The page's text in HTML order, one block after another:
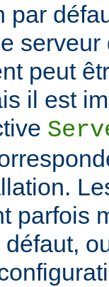
par
peut
il est
parfois
défaut,